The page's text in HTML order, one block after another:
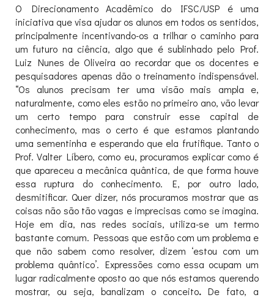
O Direcionamento Acadêmico do IFSC/USP é uma
iniciativa que visa ajudar os alunos em todos os sentidos,
principalmente incentivando-os a trilhar o caminho para
um futuro na ciência, algo que é sublinhado pelo Prof.
Luiz Nunes de Oliveira ao recordar que os docentes e
pesquisadores apenas dão o treinamento indispensável.
“Os alunos precisam ter uma visão mais ampla e,
naturalmente, como eles estão no primeiro ano, vão levar
um certo tempo para construir esse capital de
conhecimento, mas o certo é que estamos plantando
uma sementinha e esperando que ela frutifique. Tanto o
Prof. Valter Líbero, como eu, procuramos explicar como é
que apareceu a mecânica quântica, de que forma houve
essa ruptura do conhecimento. E, por outro lado,
desmitificar. Quer dizer, nós procuramos mostrar que as
coisas não são tão vagas e imprecisas como se imagina.
Hoje em dia, nas redes sociais, utiliza-se um termo
bastante comum. Pessoas que estão com um problema e
que não sabem como resolver, dizem ‘estou com um
problema quântico’. Expressões como essa ocupam um
lugar radicalmente oposto ao que nós estamos querendo
mostrar, ou seja, banalizam o conceito. De fato, a